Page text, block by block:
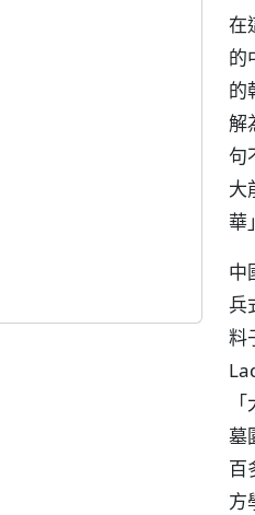
在
的
的
解
句
大
華
中
兵
料
墓
百
方